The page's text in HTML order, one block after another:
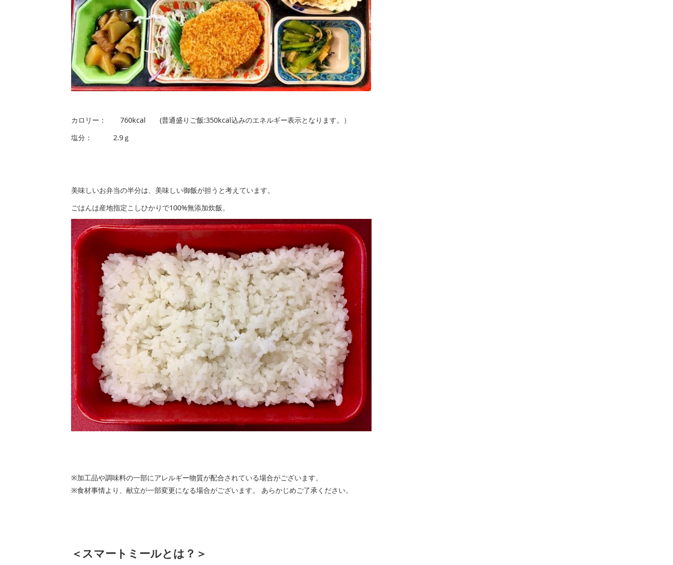
カロリー： 760kcal (普通盛りご飯:350kcal込みのエネルギー表示となります。）
塩分： 2.9ｇ
美味しいお弁当の半分は、美味しい御飯が担うと考えています。
ごはんは産地指定こしひかりで100%無添加炊飯。
※加工品や調味料の一部にアレルギー物質が配合されている場合がございます。
※食材事情より、献立が一部変更になる場合がございます。 あらかじめご了承ください。
＜スマートミールとは？＞